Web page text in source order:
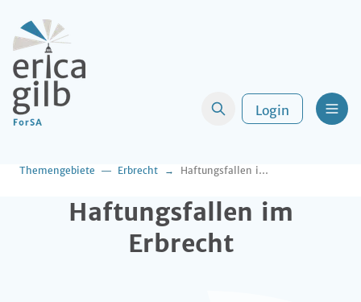
Login
Themengebiete Erbrecht Haftungsfallen im Erbrecht
Haftungsfallen im
Erbrecht